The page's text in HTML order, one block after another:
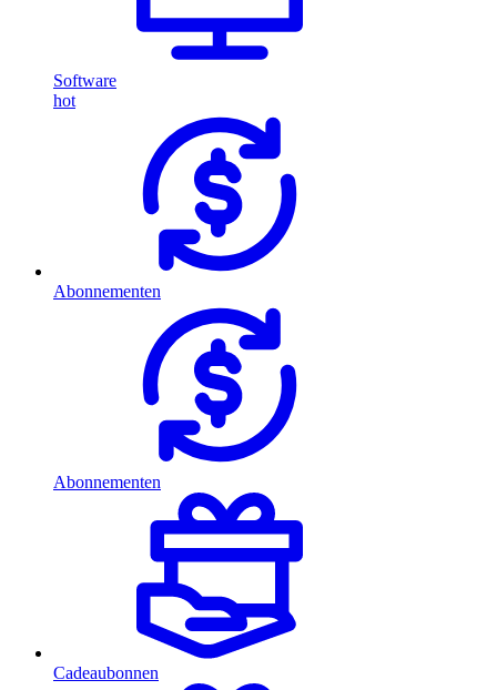
Software
hot
Abonnementen
Abonnementen
Cadeaubonnen